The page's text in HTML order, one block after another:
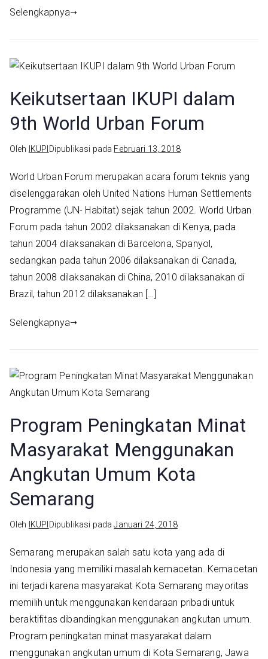
Selengkapnya
Keikutsertaan IKUPI dalam
9th World Urban Forum
Oleh IKUPIDipublikasi pada Februari 13, 2018
World Urban Forum merupakan acara forum teknis yang
diselenggarakan oleh United Nations Human Settlements
Programme (UN- Habitat) sejak tahun 2002. World Urban
Forum pada tahun 2002 dilaksanakan di Kenya, pada
tahun 2004 dilaksanakan di Barcelona, Spanyol,
sedangkan pada tahun 2006 dilaksanakan di Canada,
tahun 2008 dilaksanakan di China, 2010 dilaksanakan di
Brazil, tahun 2012 dilaksanakan […]
Selengkapnya
Program Peningkatan Minat
Masyarakat Menggunakan
Angkutan Umum Kota
Semarang
Oleh IKUPIDipublikasi padaJanuari 24, 2018
Semarang merupakan salah satu kota yang ada di
Indonesia yang memiliki masalah kemacetan. Kemacetan
ini terjadi karena masyarakat Kota Semarang mayoritas
memilih untuk menggunakan kendaraan pribadi untuk
beraktifitas dibandingkan menggunakan angkutan umum.
Program peningkatan minat masyarakat dalam
menggunakan angkutan umum di Kota Semarang, Jawa